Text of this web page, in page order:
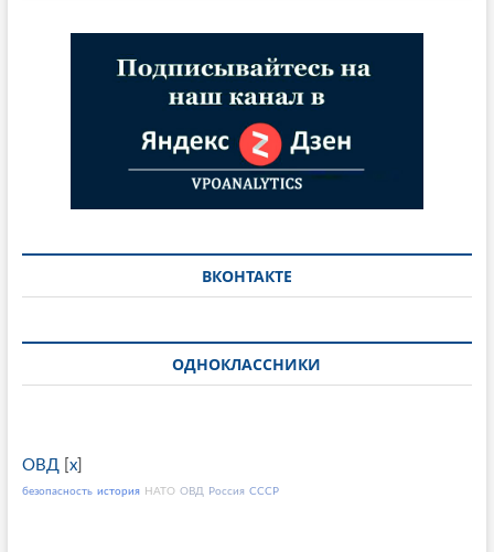
ВКОНТАКТЕ
ОДНОКЛАССНИКИ
ОВД x]
безопасность история НАТО ОВД Россия СССР